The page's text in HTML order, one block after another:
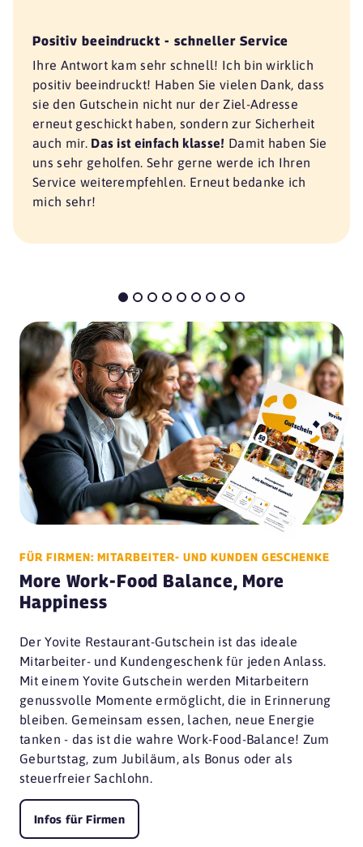
Positiv beeindruckt - schneller Service
Ihre Antwort kam sehr schnell! Ich bin wirklich
positiv beeindruckt! Haben Sie vielen Dank, dass
sie den Gutschein nicht nur der Ziel-Adresse
erneut geschickt haben, sondern zur Sicherheit
auch mir. Das ist einfach klasse! Damit haben Sie
uns sehr geholfen. Sehr gerne werde ich Ihren
Service weiterempfehlen. Erneut bedanke ich
mich sehr!
FÜR FIRMEN: MITARBEITER- UND KUNDEN GESCHENKE
More Work-Food Balance, More
Happiness
Der Yovite Restaurant-Gutschein ist das ideale
Mitarbeiter- und Kundengeschenk für jeden Anlass.
Mit einem Yovite Gutschein werden Mitarbeitern
genussvolle Momente ermöglicht, die in Erinnerung
bleiben. Gemeinsam essen, lachen, neue Energie
tanken - das ist die wahre Work-Food-Balance! Zum
Geburtstag, zum Jubiläum, als Bonus oder als
steuerfreier Sachlohn.
Infos für Firmen